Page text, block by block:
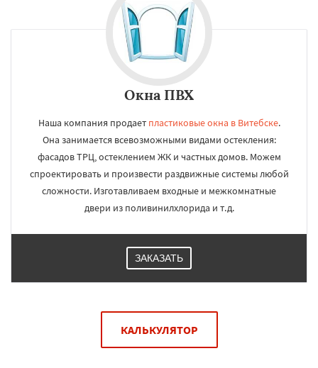
Окна ПВХ
Наша компания продает пластиковые окна в Витебске.
Она занимается всевозможными видами остекления:
фасадов ТРЦ, остеклением ЖК и частных домов. Можем
спроектировать и произвести раздвижные системы любой
сложности. Изготавливаем входные и межкомнатные
двери из поливинилхлорида и т.д.
ЗАКАЗАТЬ
КАЛЬКУЛЯТОР